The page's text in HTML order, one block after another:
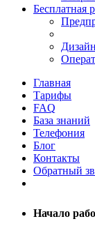
Бесплатная
Главная
Тарифы
FAQ
База знаний
Телефония
Блог
Контакты
Обратный
Начало